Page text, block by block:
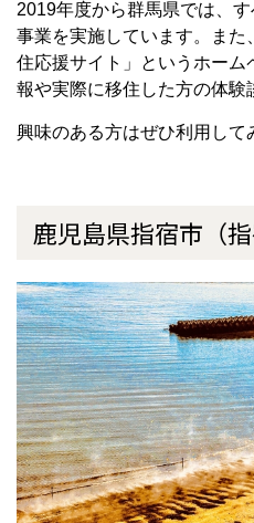
2019年度から群馬県では、
事業を実施しています。ま
住応援サイト」というホー
報や実際に移住した方の体験
興味のある方はぜひ利用して
鹿児島県指宿市（指